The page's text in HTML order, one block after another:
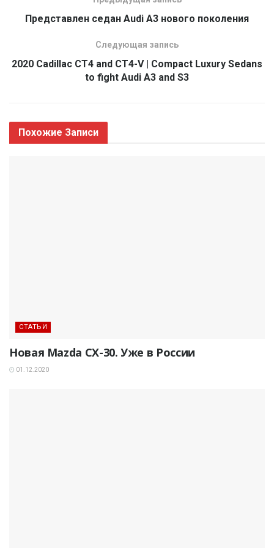
Представлен седан Audi A3 нового поколения
Следующая запись
2020 Cadillac CT4 and CT4-V | Compact Luxury Sedans
to fight Audi A3 and S3
Похожие Записи
СТАТЬИ
Новая Mazda CX-30. Уже в России
01.12.2020